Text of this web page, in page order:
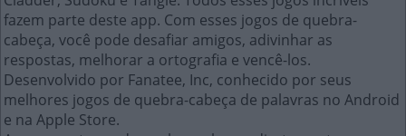
fazem parte deste app. Com esses jogos de quebra-
cabeça, você pode desafiar amigos, adivinhar as
respostas, melhorar a ortografia e vencê-los.
Desenvolvido por Fanatee, Inc, conhecido por seus
melhores jogos de quebra-cabeça de palavras no Android
e na Apple Store.